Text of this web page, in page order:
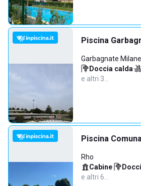
Piscina
Garbagnate
Doccia calda·
e altri 3…
Piscina
Rho
Cabine·
e altri 6…